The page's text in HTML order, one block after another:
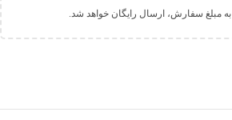
به مبلغ سفارش، ارسال رایگان خواهد شد.